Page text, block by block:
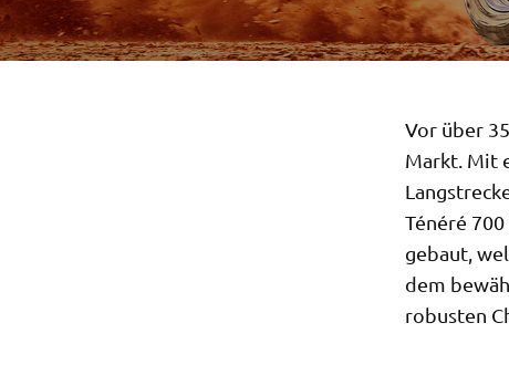
Vor über
Markt. Mit
Ténéré
gebaut,
dem
robusten